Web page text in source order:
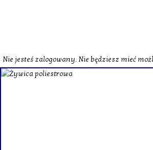
Nie jesteś zalogowany. Nie będziesz mieć